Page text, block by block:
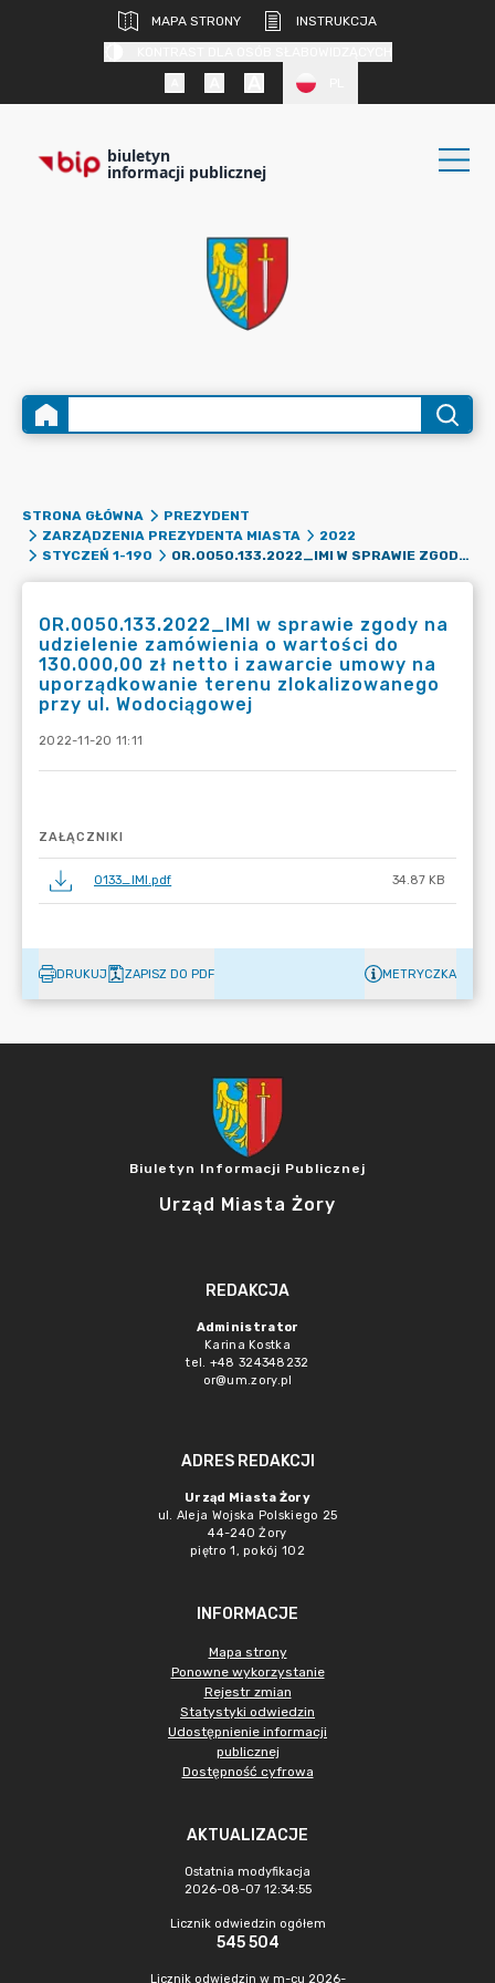
MAPA STRONY
INSTRUKCJA
biuletyn
informacji publicznej
STRONA GŁÓWNA
PREZYDENT
ZARZĄDZENIA PREZYDENTA MIASTA
2022
STYCZEŃ 1-190
OR.0050.133.2022_IMI W SPRAWIE ZGODY NA UDZIELENIE ZAMÓWIENIA O WARTOŚCI DO 130.000,00 ZŁ NETTO I ZAWARCIE UMOWY NA UPORZĄDKOWANIE TERENU ZLOKALIZOWANEGO PRZY UL. WODOCIĄGOWEJ
OR.0050.133.2022_IMI w sprawie zgody na
udzielenie zamówienia o wartości do
130.000,00 zł netto i zawarcie umowy na
uporządkowanie terenu zlokalizowanego
przy ul. Wodociągowej
2022-11-20 11:11
ZAŁĄCZNIKI
0133_IMI.pdf 34.87 KB
DRUKUJ ZAPISZ DO PDF METRYCZKA
Biuletyn Informacji Publicznej
Urząd Miasta Żory
REDAKCJA
Administrator
Karina Kostka
tel. +48 324348232
or@um.zory.pl
ADRES REDAKCJI
Urząd Miasta Żory
ul. Aleja Wojska Polskiego 25
44-240 Żory
piętro 1, pokój 102
INFORMACJE
Mapa strony
Ponowne wykorzystanie
Rejestr zmian
Statystyki odwiedzin
Udostępnienie informacji
publicznej
Dostępność cyfrowa
AKTUALIZACJE
Ostatnia modyfikacja
2026-08-07 12:34:55
Licznik odwiedzin ogółem
545 504
Licznik odwiedzin w m-cu 2026-